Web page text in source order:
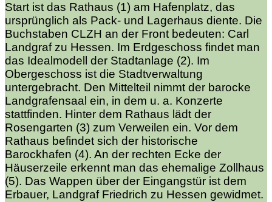
Start ist das Rathaus (1) am Hafenplatz, das
ursprünglich als Pack- und Lagerhaus diente. Die
Buchstaben CLZH an der Front bedeuten: Carl
Landgrafzu Hessen. Im Erdgeschoss findet man
das Idealmodell der Stadtanlage (2). Im
Obergeschoss ist die Stadtverwaltung
untergebracht. Den Mittelteil nimmtder barocke
Landgrafensaal ein, in dem u. a. Konzerte
stattfinden. Hinter dem Rathaus lädt der
Rosengarten (3) zum Verweilen ein. Vor dem
Rathaus befindet sich der historische
Barockhafen (4). An der rechten Ecke der
Häuserzeile erkennt man das ehemalige Zollhaus
(5). Das Wappen über der Eingangstür ist dem
Erbauer, Landgraf Friedrich zu Hessen gewidmet.